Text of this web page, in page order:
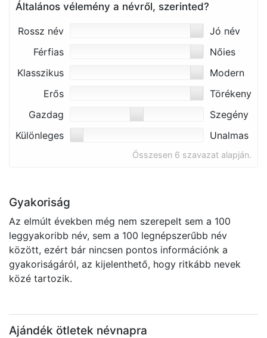
Általános vélemény a névről, szerinted?
Rossz név
Jó név
Férfias
Nőies
Klasszikus
Modern
Erős
Törékeny
Gazdag
Szegény
Különleges
Unalmas
Összesen 6 szavazat alapján.
Gyakoriság
Az elmúlt években még nem szerepelt sem a 100
leggyakoribb név, sem a 100 legnépszerűbb név
között, ezért bár nincsen pontos információnk a
gyakoriságáról, az kijelenthető, hogy ritkább nevek
közé tartozik.
Ajándék ötletek névnapra